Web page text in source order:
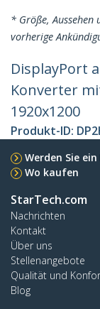
* Größe, Aussehen
vorherige
DisplayPort
Konverter
1920x1200
Produkt-ID:
Werden Sie
Wo kaufen
StarTech.com
Nachrichten
Kontakt
Über uns
Stellenangebote
Qualität und
Blog